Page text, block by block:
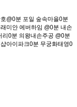
@0분 포일 숲속마을0분
래미안 에버하임 @0분 내손
0분 의왕내손주공 @0분
아이파크0분 무궁화태영0